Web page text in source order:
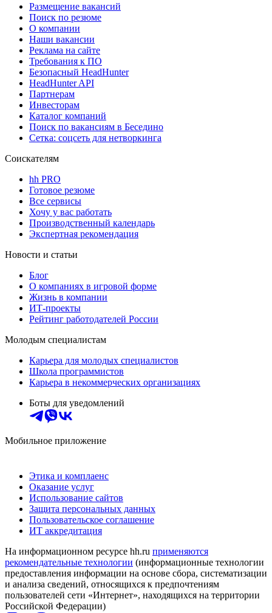
Размещение вакансий
Поиск по резюме
О компании
Наши вакансии
Реклама на сайте
Требования к ПО
Безопасный HeadHunter
HeadHunter API
Партнерам
Инвесторам
Каталог компаний
Поиск по вакансиям в Беседино
Сетка: соцсеть для нетворкинга
Соискателям
hh PRO
Готовое резюме
Все сервисы
Хочу у вас работать
Производственный календарь
Экспертная рекомендация
Новости и статьи
Блог
О компаниях в игровой форме
Жизнь в компании
ИТ-проекты
Рейтинг работодателей России
Молодым специалистам
Карьера для молодых специалистов
Школа программистов
Карьера в некоммерческих организациях
Боты для уведомлений
Мобильное приложение
Этика и комплаенс
Оказание услуг
Использование сайтов
Защита персональных данных
Пользовательское соглашение
ИТ аккредитация
На информационном ресурсе hh.ru применяются
рекомендательные технологии (информационные технологии
предоставления информации на основе сбора, систематизации
и анализа сведений, относящихся к предпочтениям
пользователей сети «Интернет», находящихся на территории
Российской Федерации)